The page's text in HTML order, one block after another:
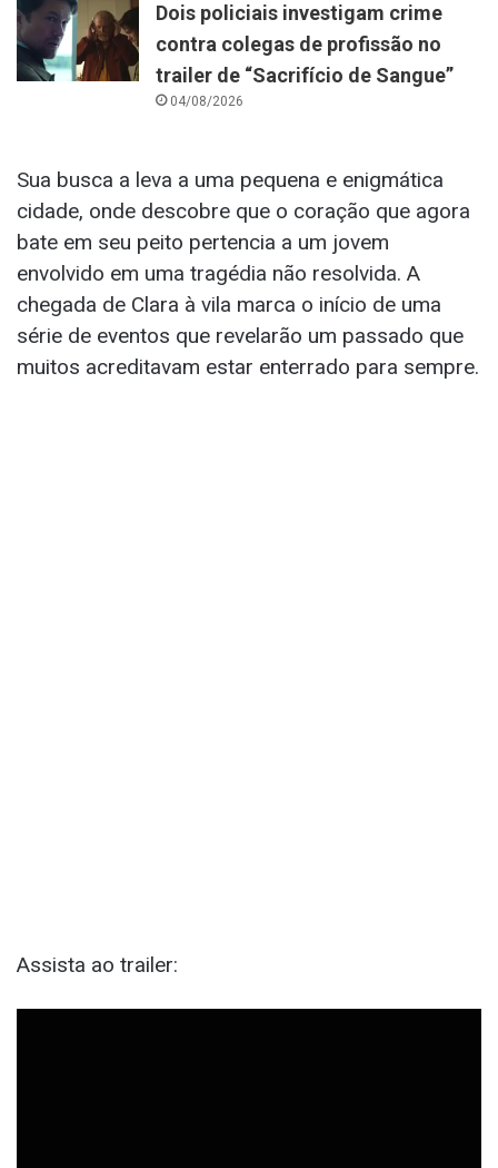
Dois policiais investigam crime
contra colegas de profissão no
trailer de “Sacrifício de Sangue”
04/08/2026
Sua busca a leva a uma pequena e enigmática
cidade, onde descobre que o coração que agora
bate em seu peito pertencia a um jovem
envolvido em uma tragédia não resolvida. A
chegada de Clara à vila marca o início de uma
série de eventos que revelarão um passado que
muitos acreditavam estar enterrado para sempre.
Assista ao trailer: